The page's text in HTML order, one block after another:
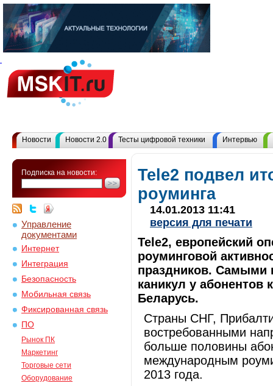
Новости Новости 2.0 Тесты цифровой техники Интервью
Подписка на новости:
Управление
документами
Интернет
Интеграция
Безопасность
Мобильная связь
Фиксированная связь
ПО
Рынок ПК
Маркетинг
Торговые сети
Оборудование
Tele2 подвел
роуминга
14.01.2013 11:41
версия для печати
Tele2, европейский
роуминговой
праздников. Самыми
каникул у абонентов
Беларусь.
Страны СНГ,
востребованными
больше половины
международным
2013 года.